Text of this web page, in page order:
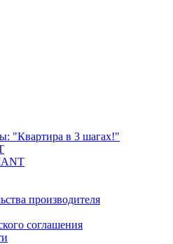
"Квартира в 3 шагах!"
производителя
соглашения